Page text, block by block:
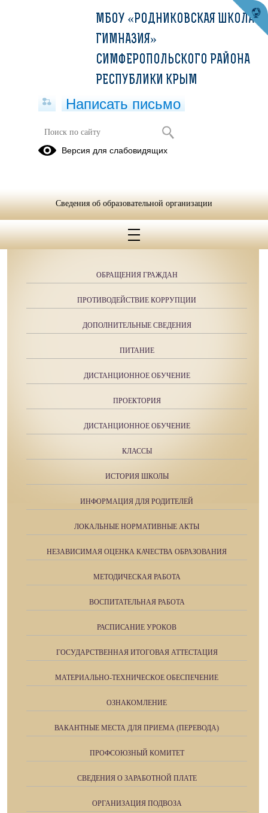
Отряд ЮИД
ОБРАЩЕНИЯ ГРАЖДАН
ПРОТИВОДЕЙСТВИЕ КОРРУПЦИИ
ДОПОЛНИТЕЛЬНЫЕ СВЕДЕНИЯ
ПИТАНИЕ
ДИСТАНЦИОННОЕ ОБУЧЕНИЕ
ПРОЕКТОРИЯ
ДИСТАНЦИОННОЕ ОБУЧЕНИЕ
КЛАССЫ
ИСТОРИЯ ШКОЛЫ
ИНФОРМАЦИЯ ДЛЯ РОДИТЕЛЕЙ
ЛОКАЛЬНЫЕ НОРМАТИВНЫЕ АКТЫ
НЕЗАВИСИМАЯ ОЦЕНКА КАЧЕСТВА ОБРАЗОВАНИЯ
МЕТОДИЧЕСКАЯ РАБОТА
ВОСПИТАТЕЛЬНАЯ РАБОТА
РАСПИСАНИЕ УРОКОВ
ГОСУДАРСТВЕННАЯ ИТОГОВАЯ АТТЕСТАЦИЯ
МАТЕРИАЛЬНО-ТЕХНИЧЕСКОЕ ОБЕСПЕЧЕНИЕ
ОЗНАКОМЛЕНИЕ
ВАКАНТНЫЕ МЕСТА ДЛЯ ПРИЕМА (ПЕРЕВОДА)
ПРОФСОЮЗНЫЙ КОМИТЕТ
СВЕДЕНИЯ О ЗАРАБОТНОЙ ПЛАТЕ
ОРГАНИЗАЦИЯ ПОДВОЗА
МБОУ «РОДНИКОВСКАЯ ШКОЛА-
ГИМНАЗИЯ»
СИМФЕРОПОЛЬСКОГО РАЙОНА
РЕСПУБЛИКИ КРЫМ
Написать письмо
Версия для слабовидящих
Сведения об образовательной организации